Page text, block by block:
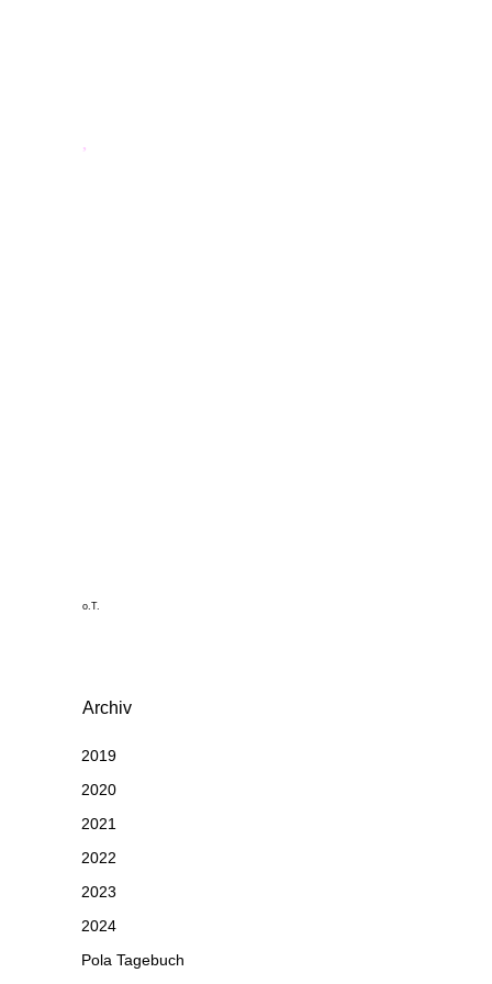
o.T.
Archiv
2019
2020
2021
2022
2023
2024
Pola Tagebuch